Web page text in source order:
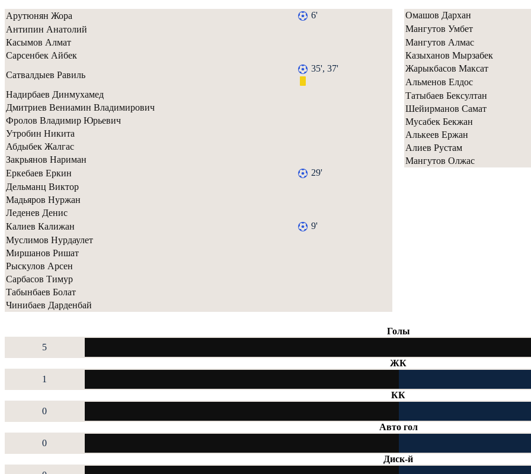
Арутюнян Жора
6'
Антипин Анатолий
Касымов Алмат
Сарсенбек Айбек
Сатвалдыев Равиль
35', 37'
Надирбаев Динмухамед
Дмитриев Вениамин Владимирович
Фролов Владимир Юрьевич
Утробин Никита
Абдыбек Жалгас
Закрьянов Нариман
Еркебаев Еркин
29'
Дельманц Виктор
Мадьяров Нуржан
Леденев Денис
Калиев Калижан
9'
Муслимов Нурдаулет
Миршанов Ришат
Рыскулов Арсен
Сарбасов Тимур
Табынбаев Болат
Чинибаев Дарденбай
Омашов Дархан
Мангутов Умбет
Мангутов Алмас
Казыханов Мырзабек
Жарыкбасов Максат
Альменов Елдос
Татыбаев Бексултан
Шейирманов Самат
Мусабек Бекжан
Алькеев Ержан
Алиев Рустам
Мангутов Олжас
Голы
5
ЖК
1
КК
0
Авто гол
0
Диск-й